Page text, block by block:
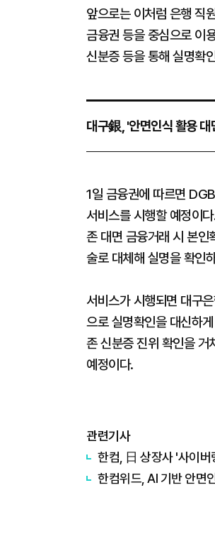
앞으로는 이처럼 은행 직
금융권 등을 중심으로 이
신분증 등을 통해 실명확
대구銀, '안면인식 활용 대
1일 금융권에 따르면
서비스를 시행할 예정이
존 대면 금융거래 시 본인
술로 대체해 실명을 확인
서비스가 시행되면 대구
으로 실명확인을 대신하
존 신분증 진위 확인을 거
예정이다.
관련기사
한컴, 日 상장사 '사이
한컴위드, AI 기반 안면